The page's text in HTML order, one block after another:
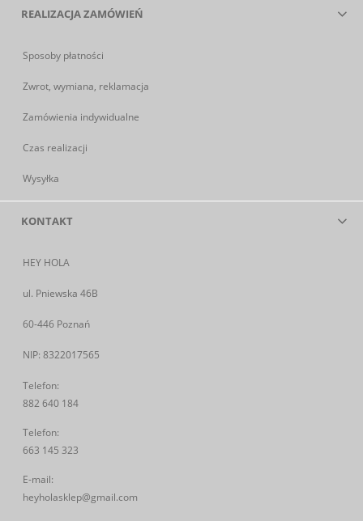
REALIZACJA ZAMÓWIEŃ
Sposoby płatności
Zwrot, wymiana, reklamacja
Zamówienia indywidualne
Czas realizacji
Wysyłka
KONTAKT
HEY HOLA
ul. Pniewska 46B
60-446 Poznań
NIP: 8322017565
Telefon:
882 640 184
Telefon:
663 145 323
E-mail:
heyholasklep@gmail.com